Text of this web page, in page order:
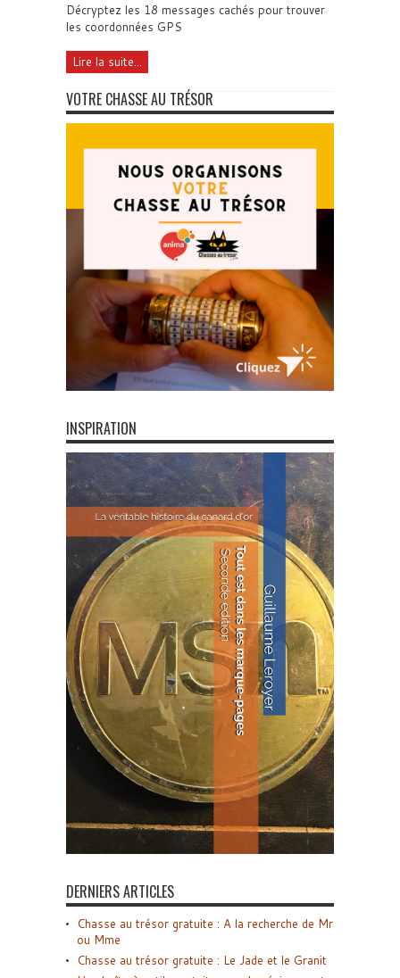
Décryptez les 18 messages cachés pour trouver
les coordonnées GPS
Lire la suite...
VOTRE CHASSE AU TRÉSOR
INSPIRATION
DERNIERS ARTICLES
Chasse au trésor gratuite : A la recherche de Mr
ou Mme
Chasse au trésor gratuite : Le Jade et le Granit